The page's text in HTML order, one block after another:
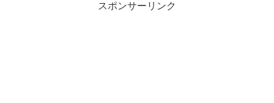
実食してみました。...
スポンサーリンク